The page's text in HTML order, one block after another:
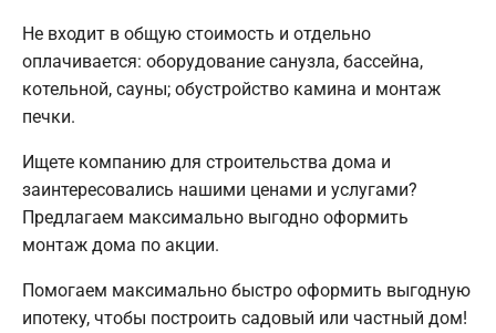
Не входит в общую стоимость и отдельно
оплачивается: оборудование санузла, бассейна,
котельной, сауны; обустройство камина и монтаж
печки.
Ищете компанию для строительства дома и
заинтересовались нашими ценами и услугами?
Предлагаем максимально выгодно оформить
монтаж дома по акции.
Помогаем максимально быстро оформить выгодную
ипотеку, чтобы построить садовый или частный дом!